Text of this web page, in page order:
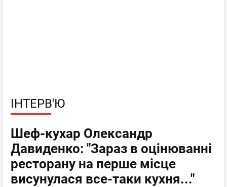
ІНТЕРВ'Ю
Шеф-кухар Олександр
Давиденко: "Зараз в оцінюванні
ресторану на перше місце
висунулася все-таки кухня..."